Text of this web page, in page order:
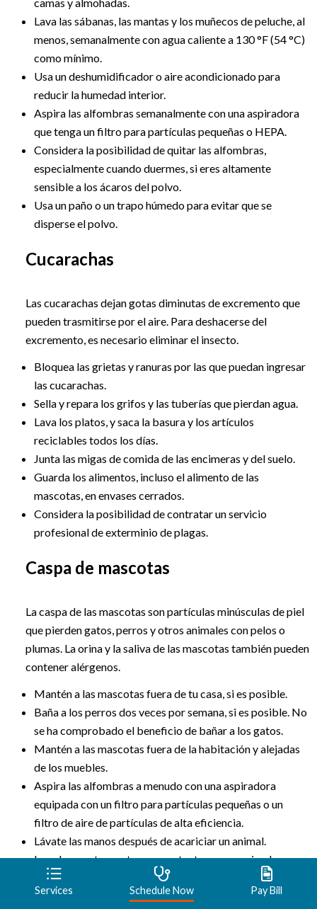
Lava las sábanas, las mantas y los muñecos de peluche, al
menos, semanalmente con agua caliente a 130 °F (54 °C)
como mínimo.
Usa un deshumidificador o aire acondicionado para
reducir la humedad interior.
Aspira las alfombras semanalmente con una aspiradora
que tenga un filtro para partículas pequeñas o HEPA.
Considera la posibilidad de quitar las alfombras,
especialmente cuando duermes, si eres altamente
sensible a los ácaros del polvo.
Usa un paño o un trapo húmedo para evitar que se
disperse el polvo.
Cucarachas
Las cucarachas dejan gotas diminutas de excremento que
pueden trasmitirse por el aire. Para deshacerse del
excremento, es necesario eliminar el insecto.
Bloquea las grietas y ranuras por las que puedan ingresar
las cucarachas.
Sella y repara los grifos y las tuberías que pierdan agua.
Lava los platos, y saca la basura y los artículos
reciclables todos los días.
Junta las migas de comida de las encimeras y del suelo.
Guarda los alimentos, incluso el alimento de las
mascotas, en envases cerrados.
Considera la posibilidad de contratar un servicio
profesional de exterminio de plagas.
Caspa de mascotas
La caspa de las mascotas son partículas minúsculas de piel
que pierden gatos, perros y otros animales con pelos o
plumas. La orina y la saliva de las mascotas también pueden
contener alérgenos.
Mantén a las mascotas fuera de tu casa, si es posible.
Baña a los perros dos veces por semana, si es posible. No
se ha comprobado el beneficio de bañar a los gatos.
Mantén a las mascotas fuera de la habitación y alejadas
de los muebles.
Aspira las alfombras a menudo con una aspiradora
equipada con un filtro para partículas pequeñas o un
filtro de aire de partículas de alta eficiencia.
Lávate las manos después de acariciar un animal.
Lava la ropa tras entrar en contacto con un animal.
Pide a una persona no alérgica que se encargue del aseo
y la limpieza de las zonas de mascotas.
Services Schedule Now Pay Bill